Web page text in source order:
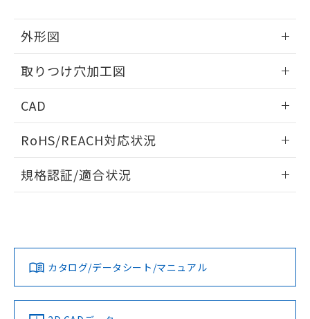
外形図
取りつけ穴加工図
CAD
ドすることができます。
ログイン/会員登録
ダウンロードデータをご利用いただく前に、以下を必ずお読
みください。
ソフトウェアの使用条件
RoHS/REACH対応状況
EU RoHS 注意事項・凡例
対応済み
規格認証/適合状況
LR型式承認
（イギリス
船舶規格）
DNV型式承認
（ノルウェー
BV型式承認
（フランス
KR型式
（韓国
カタログ/データシート/マニュアル
および当社の共同利用者が、当社の製
※当社の共同利用者とは、
の共同利用に関して"
の「1.共同利
とができます。
EU RoHS指令（10物質）の非含有証明書
ものではありません。
また、RoHS指令のフタル酸エステル類４
物質の対応では、対応完了までの期間は出
荷製品に未対応品が混在することから備考
欄に対応日を記載しておりました。